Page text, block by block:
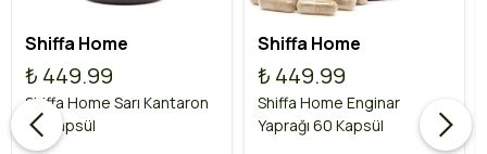
Shiffa Home
₺ 449.99
Shiffa Home Sarı Kantaron
60 Kapsül
Shiffa Home
₺ 449.99
Shiffa Home Enginar
Yaprağı 60 Kapsül